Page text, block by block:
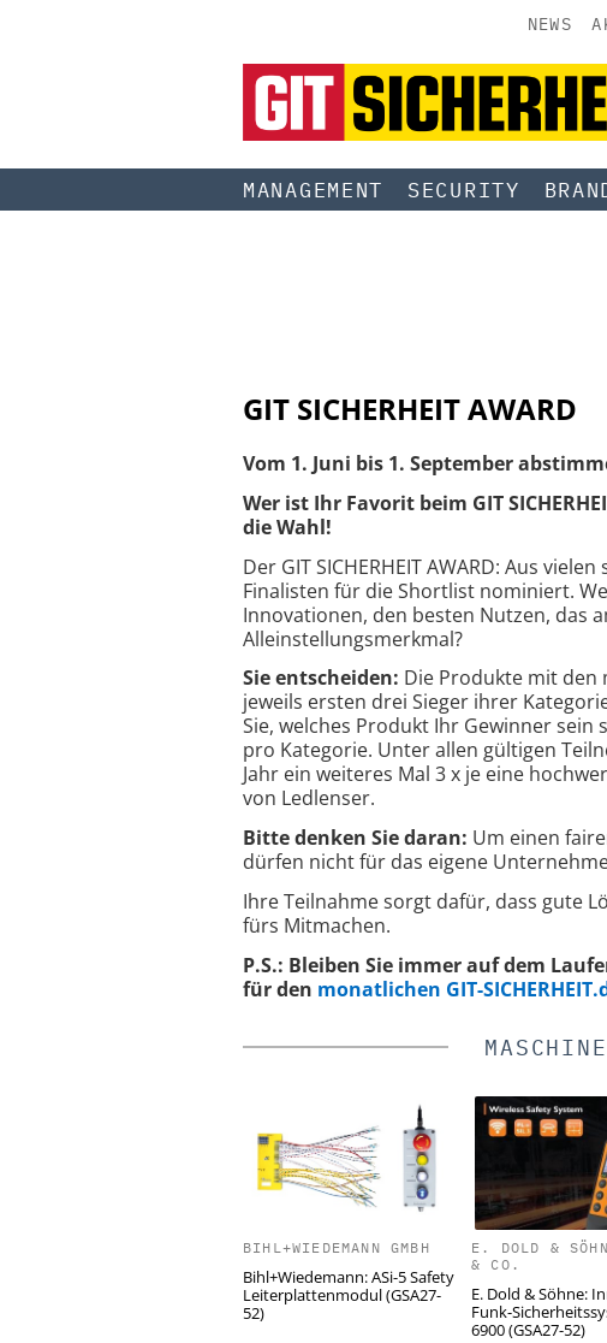
NEWS
MANAGEMENT SECURITY
GIT SICHERHEIT AWARD
Vom 1. Juni bis 1. September
Wer ist Ihr Favorit beim GIT
die Wahl!
Der GIT SICHERHEIT AWARD: Aus
Finalisten für die Shortlist nominiert.
Innovationen, den besten Nutzen, das
Alleinstellungsmerkmal?
Sie entscheiden: Die Produkte mit den
jeweils ersten drei Sieger ihrer
Sie, welches Produkt Ihr Gewinner sein
pro Kategorie. Unter allen gültigen
Jahr ein weiteres Mal 3 x je eine
von Ledlenser.
Bitte denken Sie daran: Um einen
dürfen nicht für das eigene
Ihre Teilnahme sorgt dafür, dass gute
fürs Mitmachen.
P.S.: Bleiben Sie immer auf dem
für den monatlichen GIT-
BIHL+WIEDEMANN GMBH
Bihl+Wiedemann: ASi-5 Safety
Leiterplattenmodul (GSA27-
52)
E. DOLD &
& CO.
E. Dold & Söhne:
Funk-
6900 (GSA27-52)